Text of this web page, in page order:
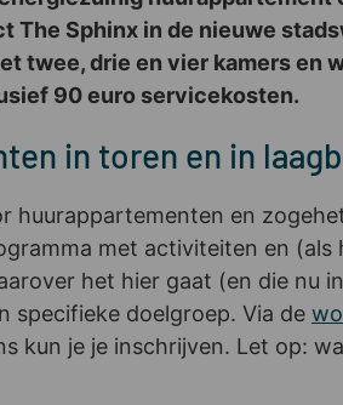
Sphinx in de nieuwe
twee, drie en vier kamers
90 euro servicekosten.
in toren en in
huurappartementen en
met activiteiten en
het hier gaat (en die nu
specifieke doelgroep. Via de
kun je je inschrijven. Let op: